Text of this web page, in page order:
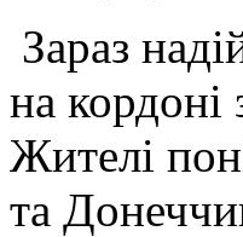
Зараз
на кордоні
Жителі
та